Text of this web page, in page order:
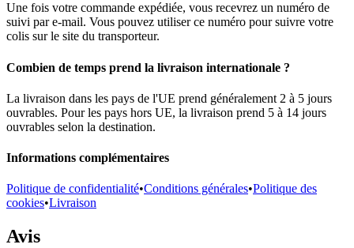
Une fois votre commande expédiée, vous recevrez un numéro de
suivi par e-mail. Vous pouvez utiliser ce numéro pour suivre votre
colis sur le site du transporteur.
Combien de temps prend la livraison internationale ?
La livraison dans les pays de l'UE prend généralement 2 à 5 jours
ouvrables. Pour les pays hors UE, la livraison prend 5 à 14 jours
ouvrables selon la destination.
Informations complémentaires
Politique de confidentialité•Conditions générales•Politique des
cookies•Livraison
Avis